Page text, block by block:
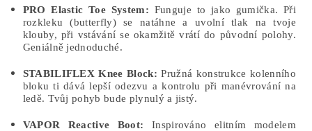
PRO Elastic Toe System: Funguje to jako gumička. Při
rozkleku (butterfly) se natáhne a uvolní tlak na tvoje
klouby, při vstávání se okamžitě vrátí do původní polohy.
Geniálně jednoduché.
STABILIFLEX Knee Block: Pružná konstrukce kolenního
bloku ti dává lepší odezvu a kontrolu při manévrování na
ledě. Tvůj pohyb bude plynulý a jistý.
VAPOR Reactive Boot: Inspirováno elitním modelem